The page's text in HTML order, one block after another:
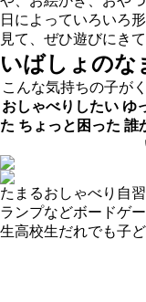
日によっていろいろ
見て、ぜひ遊びにきて
いばしょのな
こんな気持ちの子がく
おしゃべりしたい ゆ
た ちょっと困った 誰
たまるおしゃべり 自習
ランプなどボードゲ
生高校生だれでも子